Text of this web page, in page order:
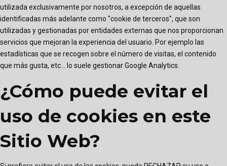
utilizada exclusivamente por nosotros, a excepción de aquellas
identificadas más adelante como "cookie de terceros", que son
utilizadas y gestionadas por entidades externas que nos proporcionan
servicios que mejoran la experiencia del usuario. Por ejemplo las
estadísticas que se recogen sobre el número de visitas, el contenido
que más gusta, etc... lo suele gestionar Google Analytics.
¿Cómo puede evitar el
uso de cookies en este
Sitio Web?